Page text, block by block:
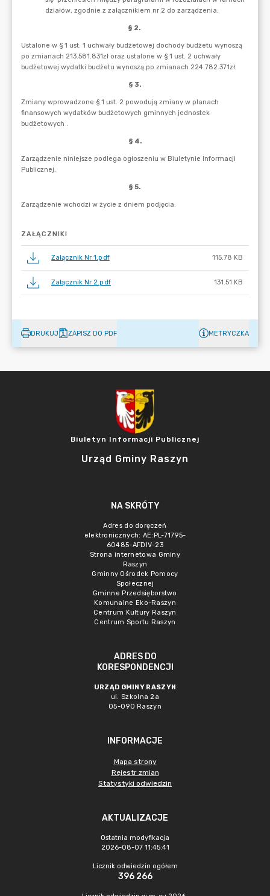
ZAŁĄCZNIKI
Załącznik Nr 1.pdf 115.78 KB
Załącznik Nr 2.pdf 131.51 KB
DRUKUJ ZAPISZ DO PDF METRYCZKA
Biuletyn Informacji Publicznej
Urząd Gminy Raszyn
NA SKRÓTY
Adres do doręczeń
elektronicznych: AE:PL-71795-
60485-AFDIV-23
Strona internetowa Gminy
Raszyn
Gminny Ośrodek Pomocy
Społecznej
Gminne Przedsięborstwo
Komunalne Eko-Raszyn
Centrum Kultury Raszyn
Centrum Sportu Raszyn
ADRES DO
KORESPONDENCJI
URZĄD GMINY RASZYN
ul. Szkolna 2a
05-090 Raszyn
INFORMACJE
Mapa strony
Rejestr zmian
Statystyki odwiedzin
AKTUALIZACJE
Ostatnia modyfikacja
2026-08-07 11:45:41
Licznik odwiedzin ogółem
396 266